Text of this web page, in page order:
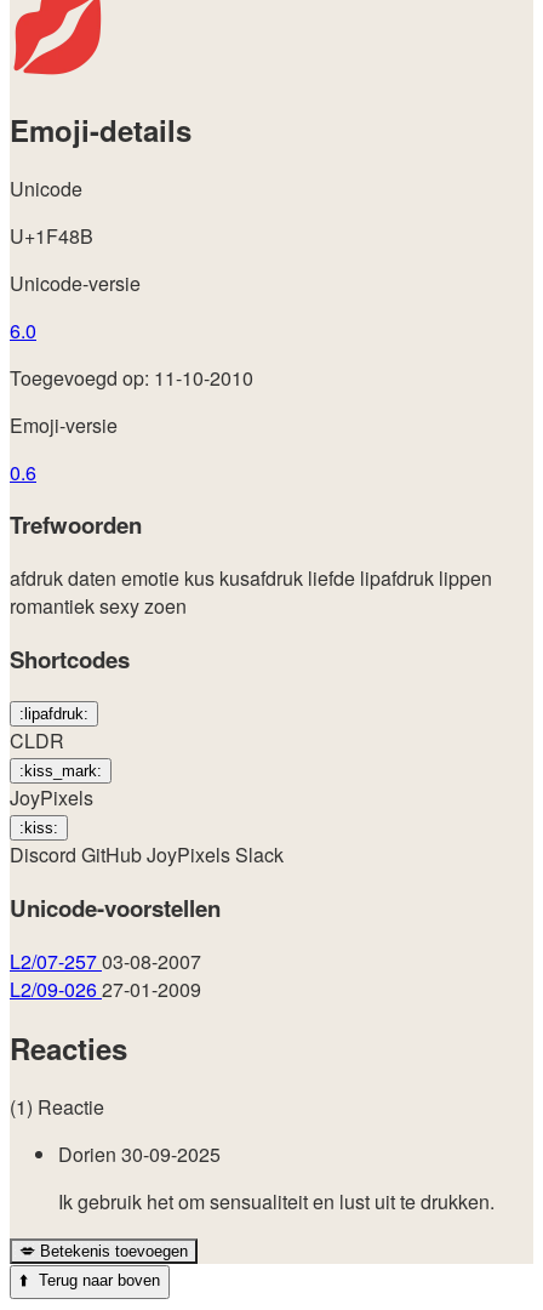
Emoji-details
Unicode
U+1F48B
Unicode-versie
6.0
Toegevoegd op: 11-10-2010
Emoji-versie
0.6
Trefwoorden
afdrukdaten emotie kus kusafdruk liefde lipafdruk lippen
romantieksexyzoen
Shortcodes
:lipafdruk:
CLDR
:kiss_mark:
JoyPixels
:kiss:
Discord GitHubJoyPixelsSlack
Unicode-voorstellen
L2/07-25703-08-2007
L2/09-02627-01-2009
Reacties
(1) Reactie
Dorien 30-09-2025
Ik gebruik het om sensualiteit en lust uit te drukken.
💋 Betekenis toevoegen
⬆️ Terug naar boven